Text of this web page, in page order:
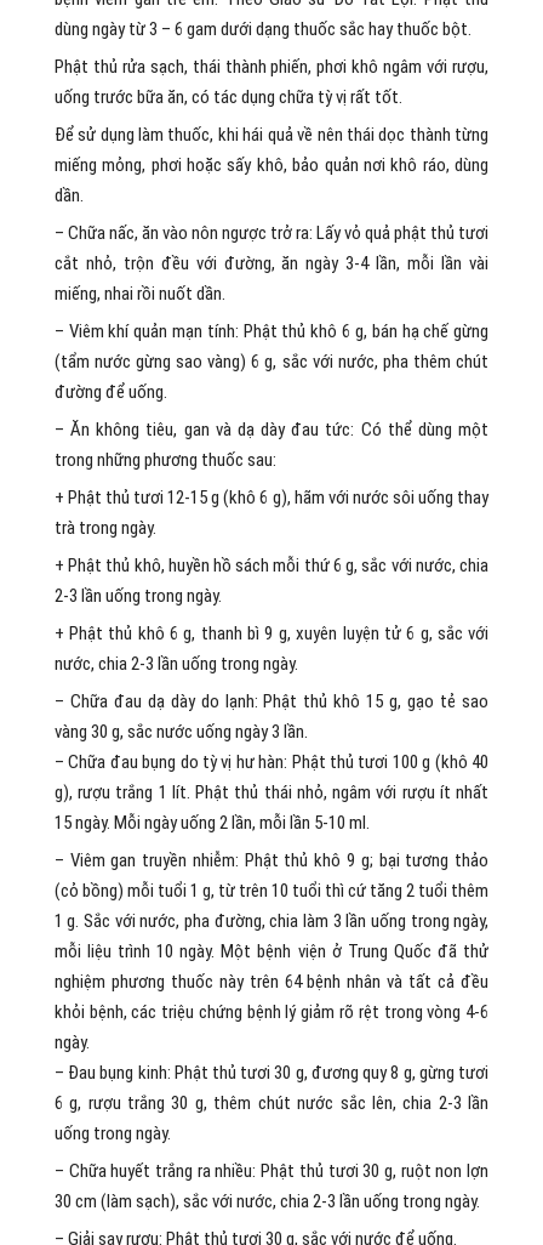
dùng ngày từ 3 – 6 gam dưới dạng thuốc sắc hay thuốc bột.
Phật thủ rửa sạch, thái thành phiến, phơi khô ngâm với rượu,
uống trước bữa ăn, có tác dụng chữa tỳ vị rất tốt.
Để sử dụng làm thuốc, khi hái quả về nên thái dọc thành từng
miếng mỏng, phơi hoặc sấy khô, bảo quản nơi khô ráo, dùng
dần.
– Chữa nấc, ăn vào nôn ngược trở ra: Lấy vỏ quả phật thủ tươi
cắt nhỏ, trộn đều với đường, ăn ngày 3-4 lần, mỗi lần vài
miếng, nhai rồi nuốt dần.
– Viêm khí quản mạn tính: Phật thủ khô 6 g, bán hạ chế gừng
(tẩm nước gừng sao vàng) 6 g, sắc với nước, pha thêm chút
đường để uống.
– Ăn không tiêu, gan và dạ dày đau tức: Có thể dùng một
trong những phương thuốc sau:
+ Phật thủ tươi 12-15 g (khô 6 g), hãm với nước sôi uống thay
trà trong ngày.
+ Phật thủ khô, huyền hồ sách mỗi thứ 6 g, sắc với nước, chia
2-3 lần uống trong ngày.
+ Phật thủ khô 6 g, thanh bì 9 g, xuyên luyện tử 6 g, sắc với
nước, chia 2-3 lần uống trong ngày.
– Chữa đau dạ dày do lạnh: Phật thủ khô 15 g, gạo tẻ sao
vàng 30 g, sắc nước uống ngày 3 lần.
– Chữa đau bụng do tỳ vị hư hàn: Phật thủ tươi 100 g (khô 40
g), rượu trắng 1 lít. Phật thủ thái nhỏ, ngâm với rượu ít nhất
15 ngày. Mỗi ngày uống 2 lần, mỗi lần 5-10 ml.
– Viêm gan truyền nhiễm: Phật thủ khô 9 g; bại tương thảo
(cỏ bồng) mỗi tuổi 1 g, từ trên 10 tuổi thì cứ tăng 2 tuổi thêm
1 g. Sắc với nước, pha đường, chia làm 3 lần uống trong ngày,
mỗi liệu trình 10 ngày. Một bệnh viện ở Trung Quốc đã thử
nghiệm phương thuốc này trên 64 bệnh nhân và tất cả đều
khỏi bệnh, các triệu chứng bệnh lý giảm rõ rệt trong vòng 4-6
ngày.
– Đau bụng kinh: Phật thủ tươi 30 g, đương quy 8 g, gừng tươi
6 g, rượu trắng 30 g, thêm chút nước sắc lên, chia 2-3 lần
uống trong ngày.
– Chữa huyết trắng ra nhiều: Phật thủ tươi 30 g, ruột non lợn
30 cm (làm sạch), sắc với nước, chia 2-3 lần uống trong ngày.
– Giải say rượu: Phật thủ tươi 30 g, sắc với nước để uống.